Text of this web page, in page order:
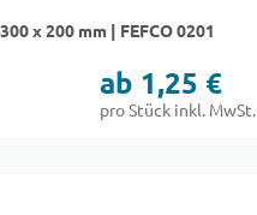
x 200 mm | FEFCO 0201
ab 1,25 €
pro Stück inkl. MwSt.